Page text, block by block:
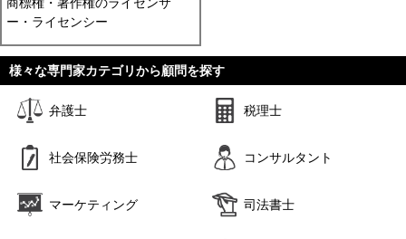
商標権・著作権のライセンサ
ー・ライセンシー
様々な専門家カテゴリから顧問を探す
弁護士 税理士
社会保険労務士 コンサルタント
マーケティング 司法書士